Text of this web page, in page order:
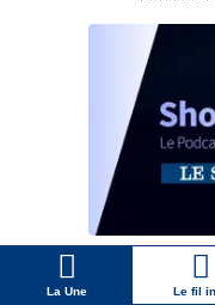
La Une Le fil